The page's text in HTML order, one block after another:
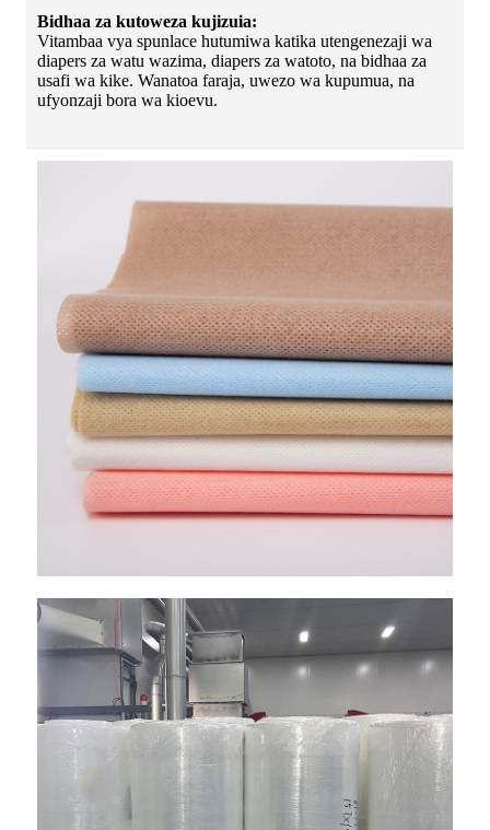
Bidhaa za kutoweza kujizuia:
Vitambaa vya spunlace hutumiwa katika utengenezaji wa
diapers za watu wazima, diapers za watoto, na bidhaa za
usafi wa kike. Wanatoa faraja, uwezo wa kupumua, na
ufyonzaji bora wa kioevu.